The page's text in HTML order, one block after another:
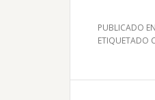
PUBLICADO
ETIQUETADO